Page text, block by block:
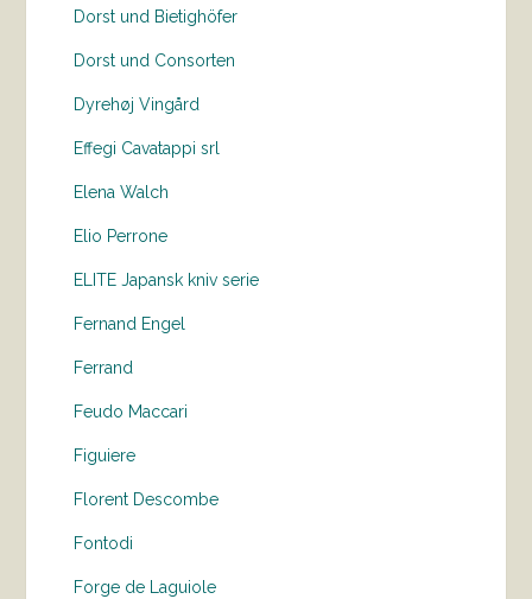
Dorst und Bietighöfer
Dorst und Consorten
Dyrehøj Vingård
Effegi Cavatappi srl
Elena Walch
Elio Perrone
ELITE Japansk kniv serie
Fernand Engel
Ferrand
Feudo Maccari
Figuiere
Florent Descombe
Fontodi
Forge de Laguiole